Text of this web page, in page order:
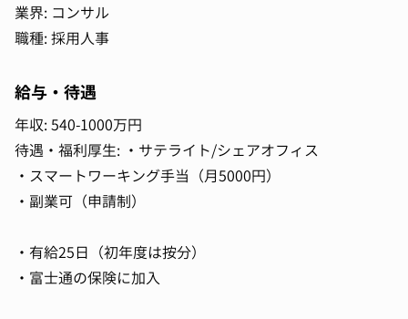
業界: コンサル
職種: 採用人事
給与・待遇
年収: 540-1000万円
待遇・福利厚生: ・サテライト/シェアオフィス
・スマートワーキング手当（月5000円）
・副業可（申請制）
・有給25日（初年度は按分）
・富士通の保険に加入